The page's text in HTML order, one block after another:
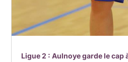
Ligue 2 : Aulnoye garde le cap